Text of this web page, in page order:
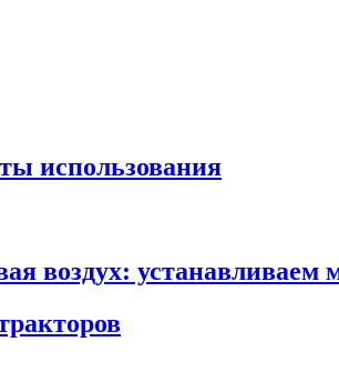
использования
воздух: устанавливаем